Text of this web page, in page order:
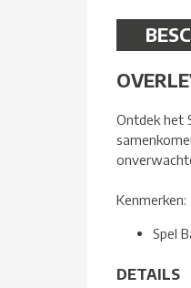
Ontdek het
Kenmerken:
Spel
DETAILS